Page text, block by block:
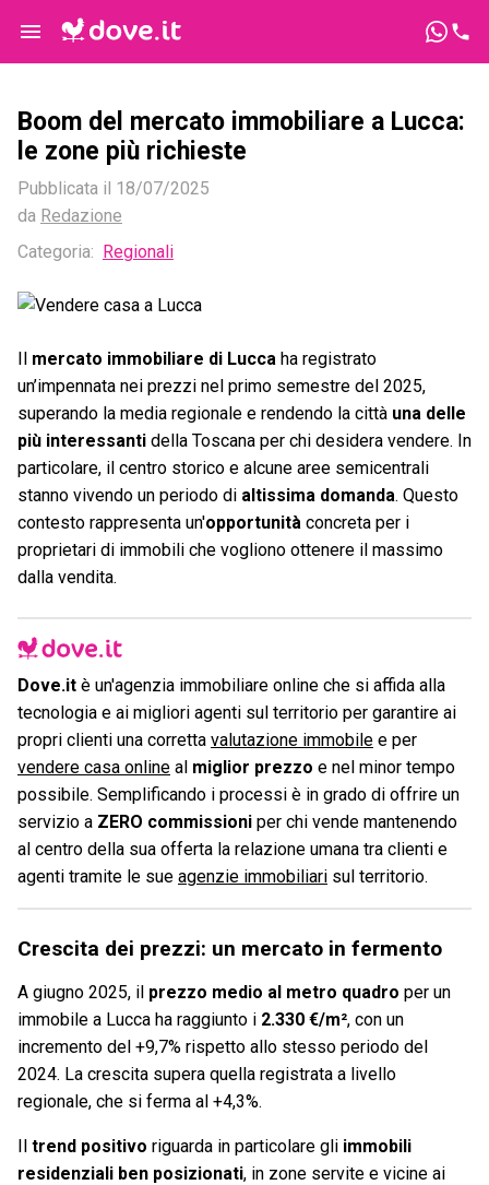
Boom del mercato immobiliare a Lucca:
le zone più richieste
Pubblicata il 18/07/2025
da Redazione
Categoria:
Regionali
mercato immobiliare di Lucca ha registrato
un’impennata nei prezzi nel primo semestre del 2025,
superando la media regionale e rendendo la città una delle
più interessanti della Toscana per chi desidera vendere. In
particolare, il centro storico e alcune aree semicentrali
stanno vivendo un periodo di altissima domanda. Questo
contesto rappresenta un'opportunità concreta per i
proprietari di immobili che vogliono ottenere il massimo
dalla vendita.
Dove.it è un'agenzia immobiliare online che si affida alla
tecnologia e ai migliori agenti sul territorio per garantire ai
propri clienti una corretta valutazione immobile e per
vendere casa online al miglior prezzo e nel minor tempo
possibile. Semplificando i processi è in grado di offrire un
servizio a ZERO commissioni per chi vende mantenendo
al centro della sua offerta la relazione umana tra clienti e
agenti tramite le sue agenzie immobiliari sul territorio.
Crescita dei prezzi: un mercato in fermento
A giugno 2025, il prezzo medio al metro quadro per un
immobile a Lucca ha raggiunto i 2.330 €/m², con un
incremento del +9,7% rispetto allo stesso periodo del
2024. La crescita supera quella registrata a livello
regionale, che si ferma al +4,3%.
Il trend positivo riguarda in particolare gli immobili
residenziali ben posizionati, in zone servite e vicine ai